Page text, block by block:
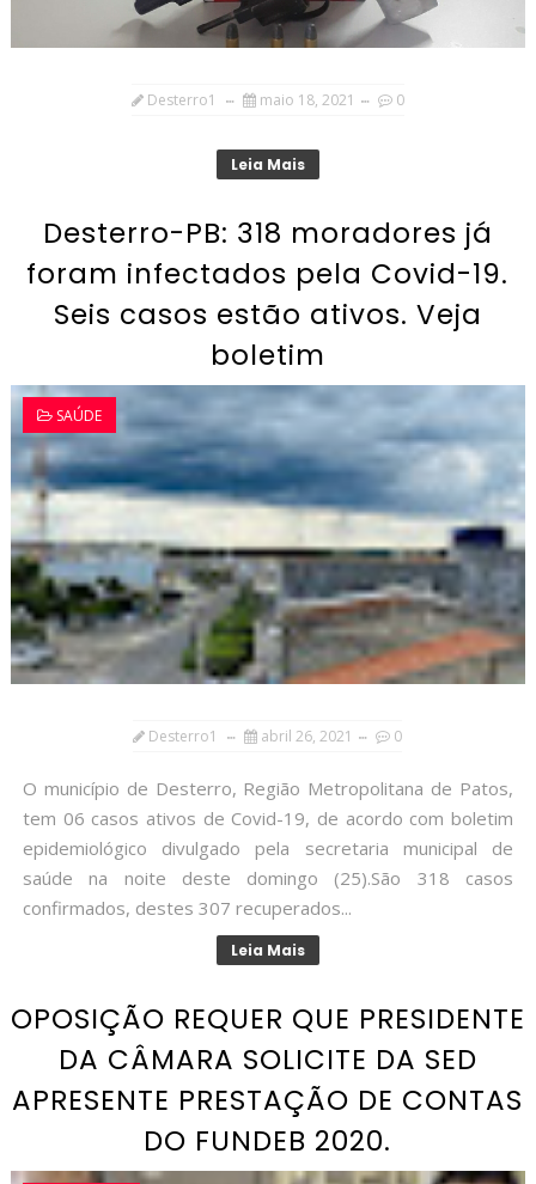
Desterro1 maio 18, 2021 0
Leia Mais
Desterro-PB: 318 moradores já
foram infectados pela Covid-19.
Seis casos estão ativos. Veja
boletim
SAÚDE
Desterro1 abril 26, 2021 0
O município de Desterro, Região Metropolitana de Patos,
tem 06 casos ativos de Covid-19, de acordo com boletim
epidemiológico divulgado pela secretaria municipal de
saúde na noite deste domingo (25).São 318 casos
confirmados, destes 307 recuperados...
Leia Mais
OPOSIÇÃO REQUER QUE PRESIDENTE
DA CÂMARA SOLICITE DA SED
APRESENTE PRESTAÇÃO DE CONTAS
DO FUNDEB 2020.